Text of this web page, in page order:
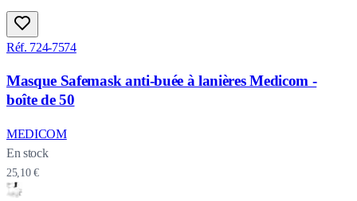
Réf. 724-7574
Masque Safemask anti-buée à lanières Medicom -
boîte de 50
MEDICOM
En stock
25,10 €